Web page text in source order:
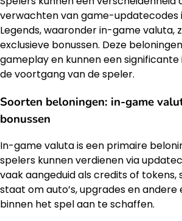
verwachten van game-updatecodes
Legends, waaronder in-game valuta,
exclusieve bonussen. Deze
gameplay en kunnen een
de voortgang van de speler.
Soorten beloningen: in-game
bonussen
In-game valuta is een primaire
spelers kunnen verdienen via
vaak aangeduid als credits of tokens,
staat om auto’s, upgrades en andere
binnen het spel aan te schaffen.